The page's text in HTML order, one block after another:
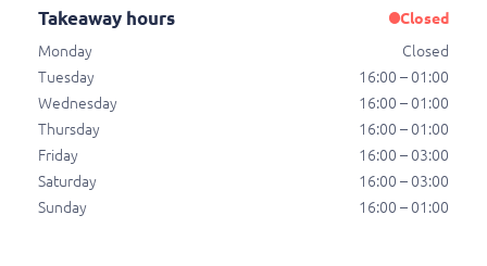
Pizza shoarma
Pizza shoarma speciale
Tomaat, kaas, ui, paprika, champignons en
shoarma.
€ 12,00
Takeaway hours
Closed
Monday
Closed
Tuesday
16:00 – 01:00
Wednesday
16:00 – 01:00
Thursday
16:00 – 01:00
Friday
16:00 – 03:00
Saturday
16:00 – 03:00
Sunday
16:00 – 01:00